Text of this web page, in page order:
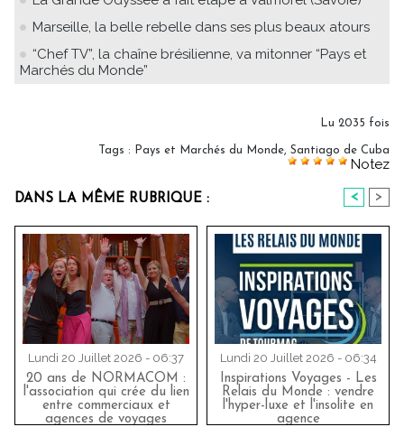
Marseille, la belle rebelle dans ses plus beaux atours
“Chef TV”, la chaîne brésilienne, va mitonner “Pays et
Marchés du Monde”
Lu 2035 fois
Tags : Pays et Marchés du Monde Santiago de Cuba
Notez
DANS LA MÊME RUBRIQUE : < >
Lundi 20 Juillet 2026 - 06:37
20 ans de NORMACOM :
l'association qui crée du lien
entre commerciaux et
agences de voyages
Lundi 20 Juillet 2026 - 06:34
Inspirations Voyages - Les
Relais du Monde : vendre
l'hyper-luxe et l'insolite en
agence